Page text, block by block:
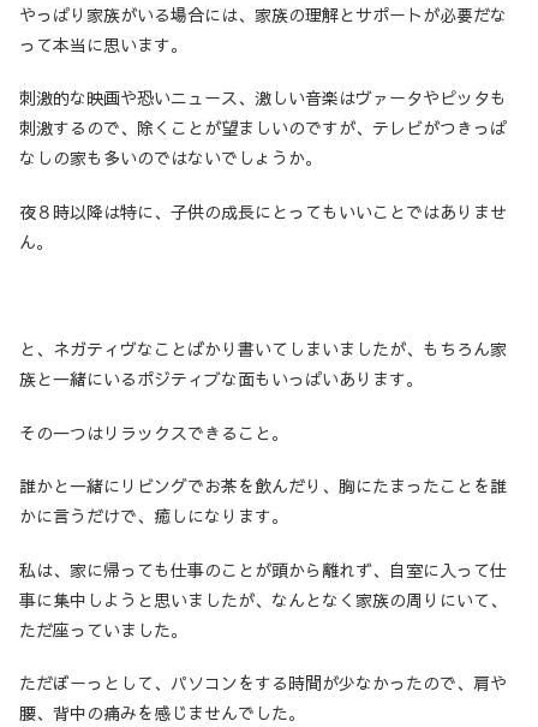
やっぱり家族がいる場合には、家族の理解とサポートが必要だな
って本当に思います。
刺激的な映画や恐いニュース、激しい音楽はヴァータやピッタも
刺激するので、除くことが望ましいのですが、テレビがつきっぱ
なしの家も多いのではないでしょうか。
夜８時以降は特に、子供の成長にとってもいいことではありませ
ん。
と、ネガティヴなことばかり書いてしまいましたが、もちろん家
族と一緒にいるポジティブな面もいっぱいあります。
その一つはリラックスできること。
誰かと一緒にリビングでお茶を飲んだり、胸にたまったことを誰
かに言うだけで、癒しになります。
私は、家に帰っても仕事のことが頭から離れず、自室に入って仕
事に集中しようと思いましたが、なんとなく家族の周りにいて、
ただ座っていました。
ただぼーっとして、パソコンをする時間が少なかったので、肩や
腰、背中の痛みを感じませんでした。